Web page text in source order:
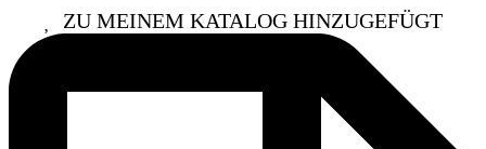
ZU MEINEM KATALOG HINZUGEFÜGT